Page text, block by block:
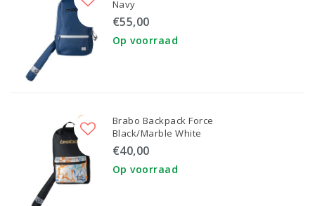
Navy
€55,00
Op voorraad
Brabo Backpack Force
Black/Marble White
€40,00
Op voorraad